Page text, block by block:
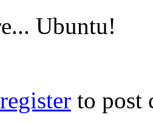
Ubuntu!
register to post